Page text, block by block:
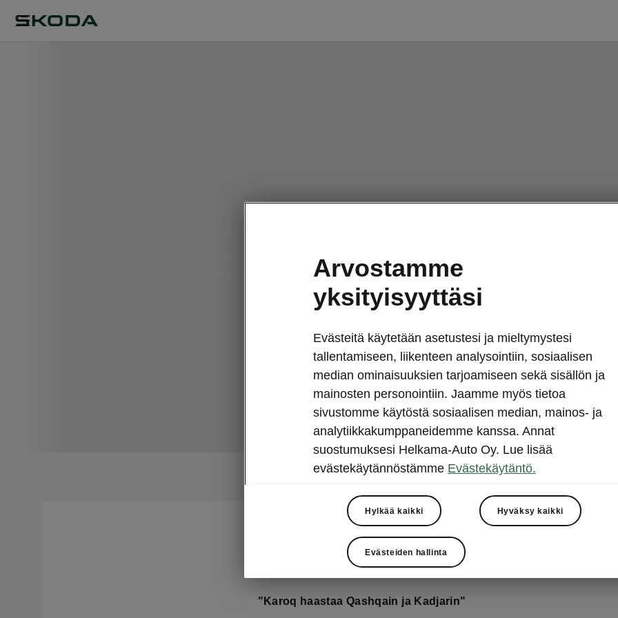
vertailu: 4-vetoiset
2018-08-10T13:16:05.778+00:00
Auto Bild Suomi 10/2018 Vertailu: kolme kompaktia
Auto Bild Suomi 10/2018
"Karoq haastaa Qashqain ja Kadjarin"
Arvostamme
yksityisyyttäsi
Evästeitä käytetään asetustesi ja mieltymystesi
tallentamiseen, liikenteen analysointiin, sosiaalisen
median ominaisuuksien tarjoamiseen sekä sisällön ja
mainosten personointiin. Jaamme myös tietoa
sivustomme käytöstä sosiaalisen median, mainos- ja
analytiikkakumppaneidemme kanssa. Annat
suostumuksesi Helkama-Auto Oy. Lue lisää
evästekäytännöstämme Evästekäytäntö.
Hylkää kaikki Hyväksy kaikki
Evästeiden hallinta